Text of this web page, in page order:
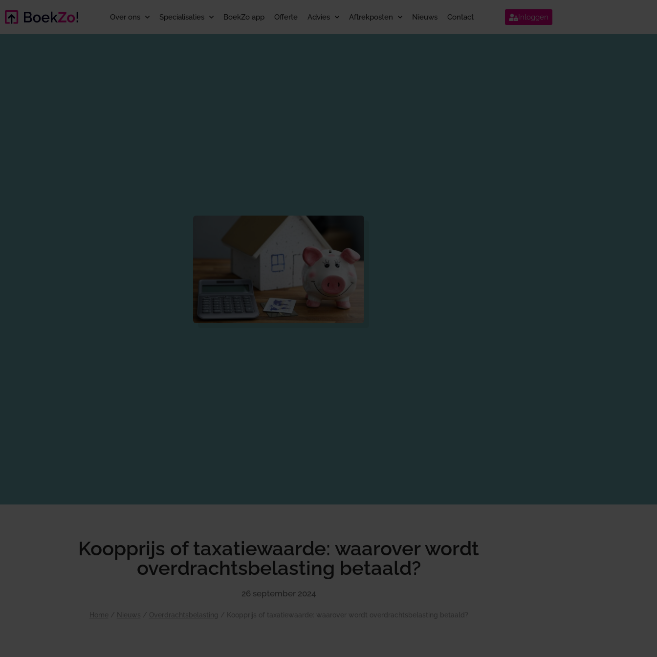
Over ons Specialisaties BoekZo app Offerte Advies Aftrekposten Nieuws Contact Inloggen
Koopprijs of taxatiewaarde: waarover wordt
overdrachtsbelasting betaald?
26 september 2024
Home / Nieuws / Overdrachtsbelasting / Koopprijs of taxatiewaarde: waarover wordt overdrachtsbelasting betaald?